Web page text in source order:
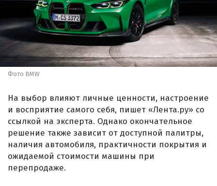
Фото BMW
На выбор влияют личные ценности, настроение
и восприятие самого себя, пишет «Лента.ру» со
ссылкой на эксперта. Однако окончательное
решение также зависит от доступной палитры,
наличия автомобиля, практичности покрытия и
ожидаемой стоимости машины при
перепродаже.